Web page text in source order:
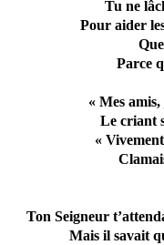
Tu ne
Pour aider
Parce
« Mes
Le criant
«
Ton Seigneur
Mais il savait